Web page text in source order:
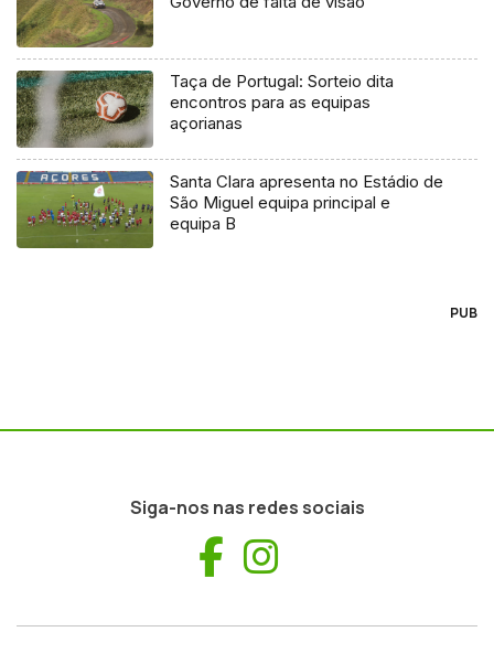
Taça de Portugal: Sorteio dita
encontros para as equipas
açorianas
Santa Clara apresenta no Estádio de
São Miguel equipa principal e
equipa B
PUB
Siga-nos nas redes sociais
Facebook